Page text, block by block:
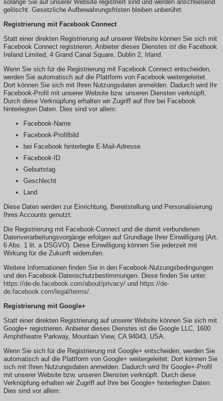
solange Sie auf unserer Website registriert sind und werden anschließend
gelöscht. Gesetzliche Aufbewahrungsfristen bleiben unberührt.
Registrierung mit Facebook Connect
Statt einer direkten Registrierung auf unserer Website können Sie sich mit
Facebook Connect registrieren. Anbieter dieses Dienstes ist die Facebook
Ireland Limited, 4 Grand Canal Square, Dublin 2, Irland.
Wenn Sie sich für die Registrierung mit Facebook Connect entscheiden,
werden Sie automatisch auf die Plattform von Facebook weitergeleitet.
Dort können Sie sich mit Ihren Nutzungsdaten anmelden. Dadurch wird Ihr
Facebook-Profil mit unserer Website bzw. unseren Diensten verknüpft.
Durch diese Verknüpfung erhalten wir Zugriff auf Ihre bei Facebook
hinterlegten Daten. Dies sind vor allem:
Facebook-Name
Facebook-Profilbild
bei Facebook hinterlegte E-Mail-Adresse
Facebook-ID
Geburtstag
Geschlecht
Land
Diese Daten werden zur Einrichtung, Bereitstellung und Personalisierung
Ihres Accounts genutzt.
Die Registrierung mit Facebook-Connect und die damit verbundenen
Datenverarbeitungsvorgänge erfolgen auf Grundlage Ihrer Einwilligung (Art.
6 Abs. 1 lit. a DSGVO). Diese Einwilligung können Sie jederzeit mit
Wirkung für die Zukunft widerrufen.
Weitere Informationen finden Sie in den Facebook-Nutzungsbedingungen
und den Facebook-Datenschutzbestimmungen. Diese finden Sie unter:
https://de-de.facebook.com/about/privacy/ und https://de-
de.facebook.com/legal/terms/.
Registrierung mit Google+
Statt einer direkten Registrierung auf unserer Website können Sie sich mit
Google+ registrieren. Anbieter dieses Dienstes ist die Google LLC, 1600
Amphitheatre Parkway, Mountain View, CA 94043, USA.
Wenn Sie sich für die Registrierung mit Google+ entscheiden, werden Sie
automatisch auf die Plattform von Google+ weitergeleitet. Dort können Sie
sich mit Ihren Nutzungsdaten anmelden. Dadurch wird Ihr Google+-Profil
mit unserer Website bzw. unseren Diensten verknüpft. Durch diese
Verknüpfung erhalten wir Zugriff auf Ihre bei Google+ hinterlegten Daten.
Dies sind vor allem: